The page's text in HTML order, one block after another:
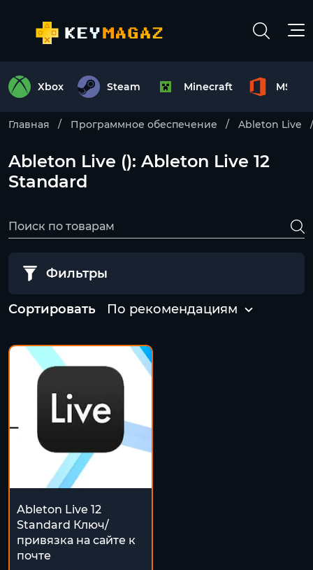
Xbox Steam Minecraft MS
Главная Программное обеспечение Ableton Live
Ableton Live (): Ableton Live 12
Standard
Фильтры
Сортировать По рекомендациям
Ableton Live 12
Standard Ключ/
привязка на сайте к
почте